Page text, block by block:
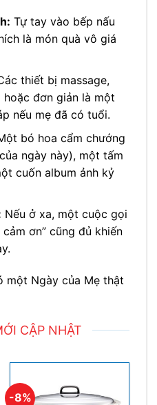
Tự tay vào bếp nấu
là món quà vô giá
thiết bị massage,
đơn giản là một
nếu mẹ đã có tuổi.
bó hoa cẩm chướng
ngày này), một tấm
cuốn album ảnh kỷ
Nếu ở xa, một cuộc gọi
ơn” cũng đủ khiến
một Ngày của Mẹ thật
CẬP NHẬT
-8%